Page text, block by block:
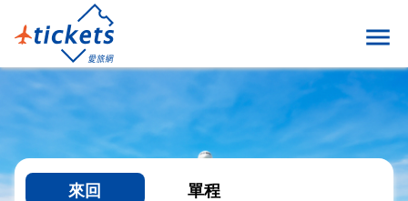
menu
來回 單程